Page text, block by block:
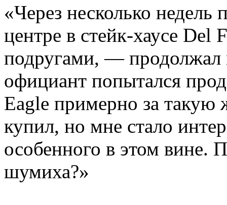
«Через несколько недель
центре в стейк-хаусе Del
подругами, — продолжал
официант попытался
Eagle примерно за такую
купил, но мне стало
особенного в этом вине.
шумиха?»